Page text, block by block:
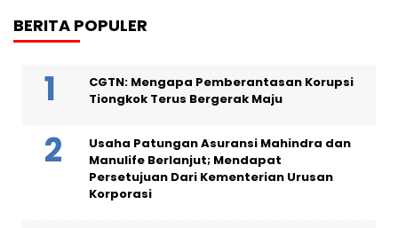
BERITA POPULER
CGTN: Mengapa Pemberantasan Korupsi
Tiongkok Terus Bergerak Maju
Usaha Patungan Asuransi Mahindra dan
Manulife Berlanjut; Mendapat
Persetujuan Dari Kementerian Urusan
Korporasi